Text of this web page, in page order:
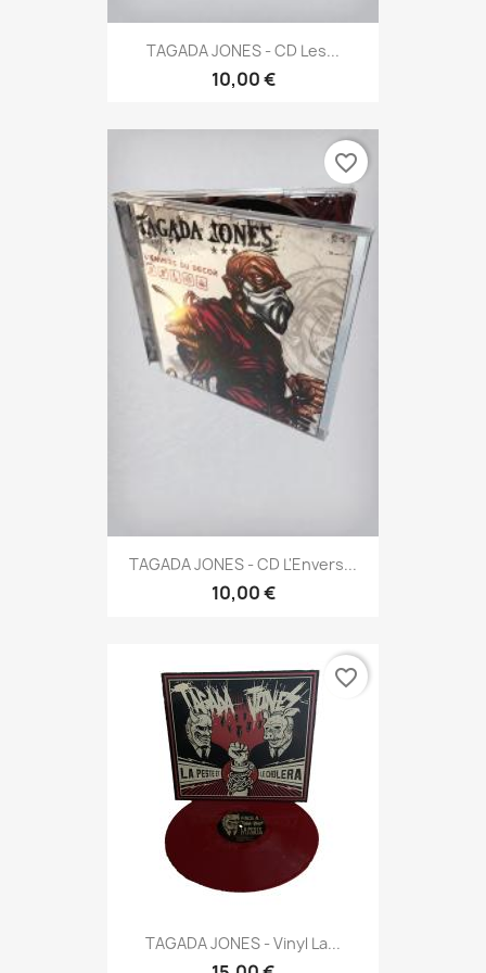
TAGADA JONES - CD Les...
10,00 €
TAGADA JONES - CD L'Envers...
10,00 €
favorite_border
TAGADA JONES - Vinyl La...
favorite_border